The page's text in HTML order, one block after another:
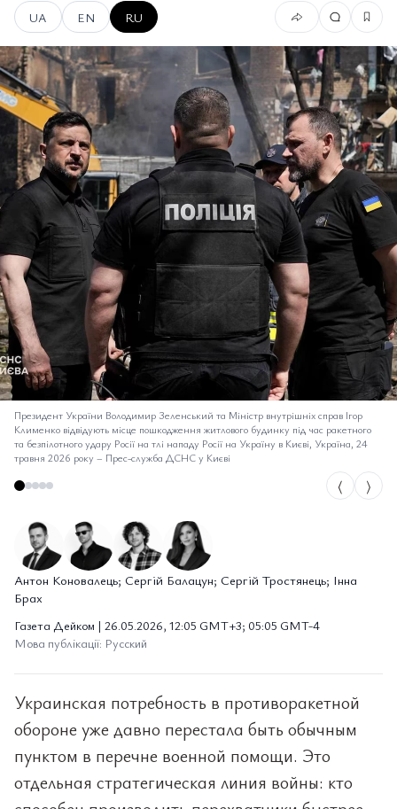
UA EN RU
Президент України Володимир Зеленський та Міністр внутрішніх справ Ігор
Клименко відвідують місце пошкодження житлового будинку під час ракетного
та безпілотного удару Росії на тлі нападу Росії на Україну в Києві, Україна, 24
травня 2026 року – Прес-служба ДСНС у Києві
⟨ ⟩
Антон Коновалець; Сергій Балацун; Сергій Тростянець; Інна
Брах
Газета Дейком | 26.05.2026, 12:05 GMT+3; 05:05 GMT-4
Мова публікації: Русский
Украинская потребность в противоракетной
обороне уже давно перестала быть обычным
пунктом в перечне военной помощи. Это
отдельная стратегическая линия войны: кто